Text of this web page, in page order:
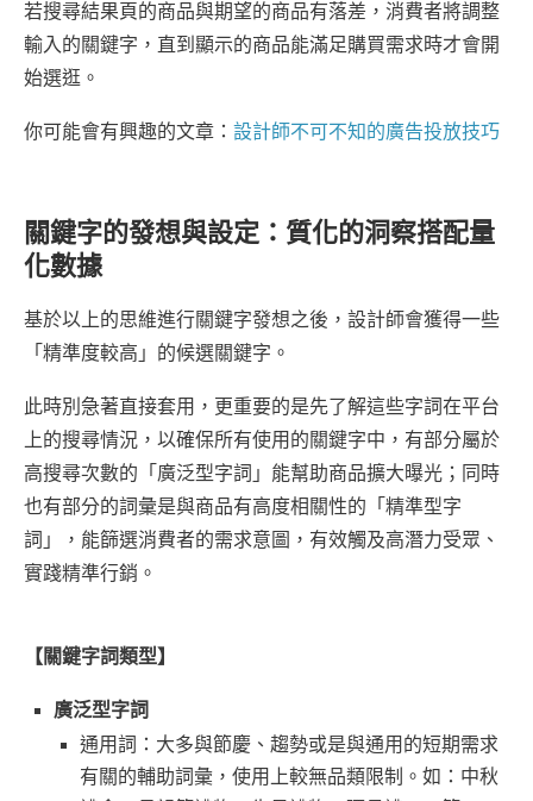
若搜尋結果頁的商品與期望的商品有落差，消費者將調整
輸入的關鍵字，直到顯示的商品能滿足購買需求時才會開
始選逛。
你可能會有興趣的文章： 設計師不可不知的廣告投放技巧
關鍵字的發想與設定：質化的洞察搭配量
化數據
基於以上的思維進行關鍵字發想之後，設計師會獲得一些
「精準度較高」的候選關鍵字。
此時別急著直接套用，更重要的是先了解這些字詞在平台
上的搜尋情況，以確保所有使用的關鍵字中，有部分屬於
高搜尋次數的「廣泛型字詞」能幫助商品擴大曝光；同時
也有部分的詞彙是與商品有高度相關性的「精準型字
詞」，能篩選消費者的需求意圖，有效觸及高潛力受眾、
實踐精準行銷。
【關鍵字詞類型】
廣泛型字詞
通用詞：大多與節慶、趨勢或是與通用的短期需求
有關的輔助詞彙，使用上較無品類限制。如：中秋